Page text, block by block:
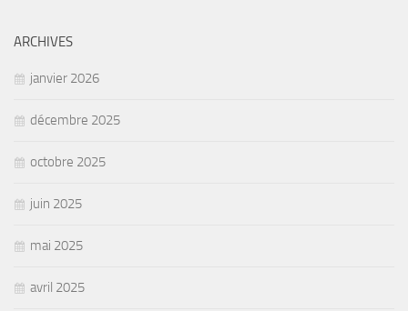
ARCHIVES
janvier 2026
décembre 2025
octobre 2025
juin 2025
mai 2025
avril 2025